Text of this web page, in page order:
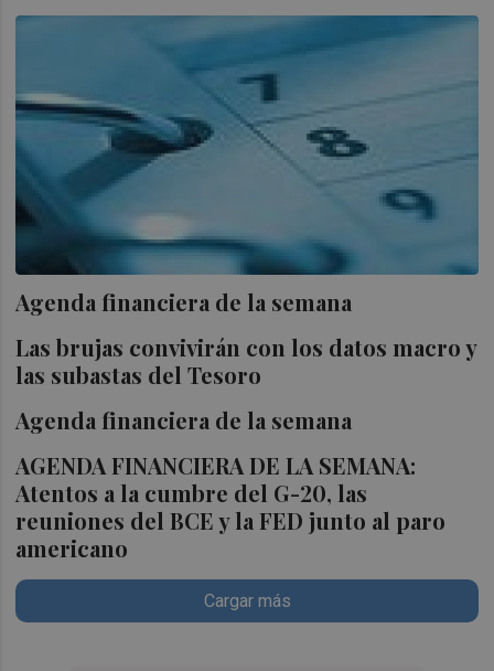
Agenda financiera de la semana
Las brujas convivirán con los datos macro y
las subastas del Tesoro
Agenda financiera de la semana
AGENDA FINANCIERA DE LA SEMANA:
Atentos a la cumbre del G-20, las
reuniones del BCE y la FED junto al paro
americano
Cargar más